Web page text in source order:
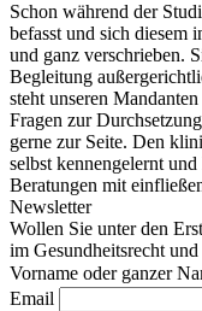
Schon während der
befasst und sich diesem
und ganz verschrieben.
Begleitung
steht unseren
Fragen zur
gerne zur Seite. Den
selbst kennengelernt
Beratungen mit
Newsletter
Wollen Sie unter den
im Gesundheitsrecht
Vorname oder ganzer
Email